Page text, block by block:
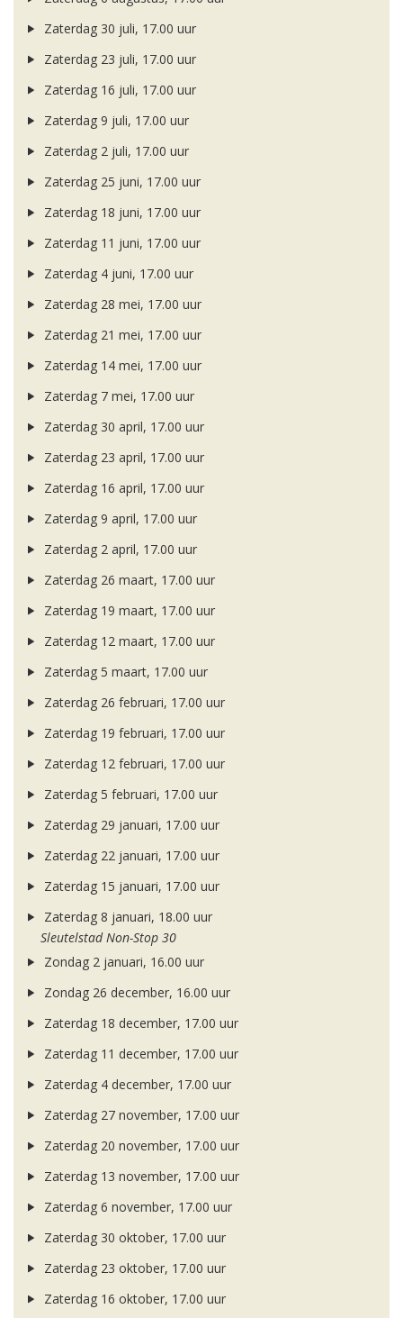
Zaterdag 30 juli, 17.00 uur
Zaterdag 23 juli, 17.00 uur
Zaterdag 16 juli, 17.00 uur
Zaterdag 9 juli, 17.00 uur
Zaterdag 2 juli, 17.00 uur
Zaterdag 25 juni, 17.00 uur
Zaterdag 18 juni, 17.00 uur
Zaterdag 11 juni, 17.00 uur
Zaterdag 4 juni, 17.00 uur
Zaterdag 28 mei, 17.00 uur
Zaterdag 21 mei, 17.00 uur
Zaterdag 14 mei, 17.00 uur
Zaterdag 7 mei, 17.00 uur
Zaterdag 30 april, 17.00 uur
Zaterdag 23 april, 17.00 uur
Zaterdag 16 april, 17.00 uur
Zaterdag 9 april, 17.00 uur
Zaterdag 2 april, 17.00 uur
Zaterdag 26 maart, 17.00 uur
Zaterdag 19 maart, 17.00 uur
Zaterdag 12 maart, 17.00 uur
Zaterdag 5 maart, 17.00 uur
Zaterdag 26 februari, 17.00 uur
Zaterdag 19 februari, 17.00 uur
Zaterdag 12 februari, 17.00 uur
Zaterdag 5 februari, 17.00 uur
Zaterdag 29 januari, 17.00 uur
Zaterdag 22 januari, 17.00 uur
Zaterdag 15 januari, 17.00 uur
Zaterdag 8 januari, 18.00 uur
Sleutelstad Non-Stop 30
Zondag 2 januari, 16.00 uur
Zondag 26 december, 16.00 uur
Zaterdag 18 december, 17.00 uur
Zaterdag 11 december, 17.00 uur
Zaterdag 4 december, 17.00 uur
Zaterdag 27 november, 17.00 uur
Zaterdag 20 november, 17.00 uur
Zaterdag 13 november, 17.00 uur
Zaterdag 6 november, 17.00 uur
Zaterdag 30 oktober, 17.00 uur
Zaterdag 23 oktober, 17.00 uur
Zaterdag 16 oktober, 17.00 uur